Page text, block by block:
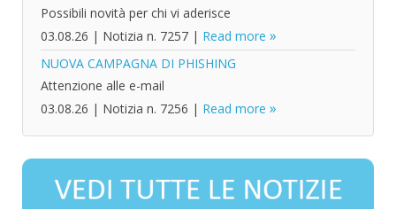
Possibili novità per chi vi aderisce
03.08.26 | Notizia n. 7257 | Read more
NUOVA CAMPAGNA DI PHISHING
Attenzione alle e-mail
03.08.26 | Notizia n. 7256 | Read more